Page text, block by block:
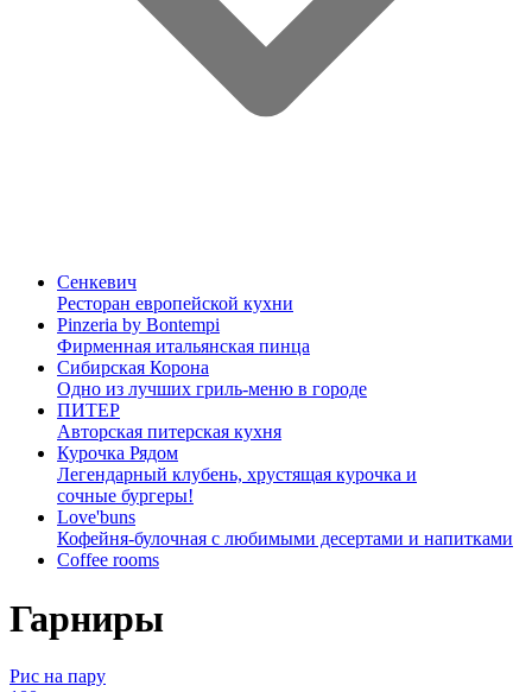
Сенкевич
Ресторан европейской кухни
Pinzeria by Bontempi
Фирменная итальянская пинца
Сибирская Корона
Одно из лучших гриль-меню в городе
ПИТЕР
Авторская питерская кухня
Курочка Рядом
Легендарный клубень, хрустящая курочка и
сочные бургеры!
Love'buns
Кофейня-булочная с любимыми десертами и напитками
Coffee rooms
Гарниры
Рис на пару